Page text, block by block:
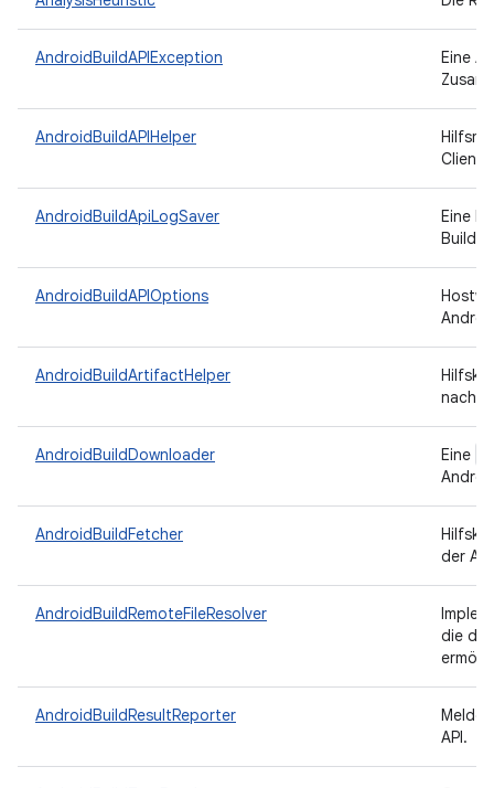
AndroidBuildAPIException
Eine
AndroidBuildAPIHelper
AndroidBuildApiLogSaver
Eine
Build
AndroidBuildAPIOptions
AndroidBuildArtifactHelper
nach
AndroidBuildDownloader Eine
AndroidBuildFetcher
der
AndroidBuildRemoteFileResolver
die
AndroidBuildResultReporter
API.